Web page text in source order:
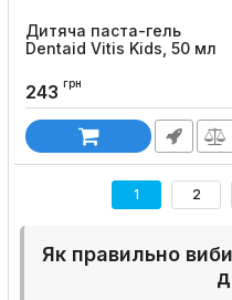
Дитяча паста-гель
Dentaid Vitis Kids, 50 мл
243 грн
1 2
Як правильно